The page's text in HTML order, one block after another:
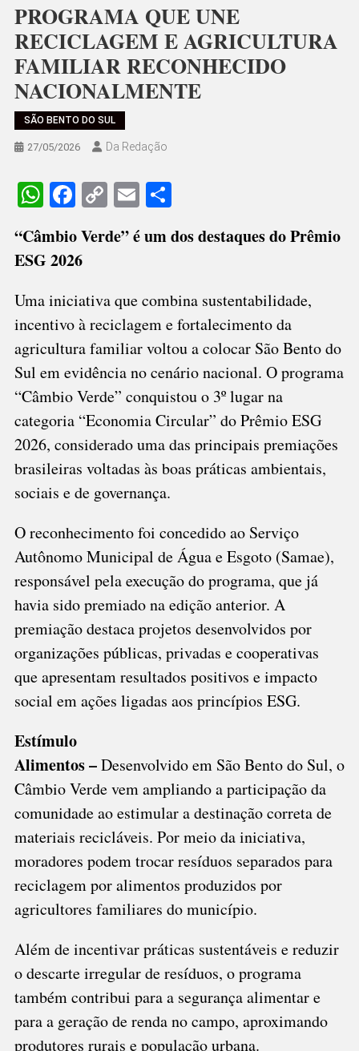
PROGRAMA QUE UNE
RECICLAGEM E AGRICULTURA
FAMILIAR RECONHECIDO
NACIONALMENTE
SÃO BENTO DO SUL
27/05/2026 Da Redação
WhatsApp
Facebook
CopyEmailShare
“Câmbio Verde” é um dos destaques do Prêmio
ESG 2026
Uma iniciativa que combina sustentabilidade,
incentivo à reciclagem e fortalecimento da
agricultura familiar voltou a colocar São Bento do
Sul em evidência no cenário nacional. O programa
“Câmbio Verde” conquistou o 3º lugar na
categoria “Economia Circular” do Prêmio ESG
2026, considerado uma das principais premiações
brasileiras voltadas às boas práticas ambientais,
sociais e de governança.
O reconhecimento foi concedido ao Serviço
Autônomo Municipal de Água e Esgoto (Samae),
responsável pela execução do programa, que já
havia sido premiado na edição anterior. A
premiação destaca projetos desenvolvidos por
organizações públicas, privadas e cooperativas
que apresentam resultados positivos e impacto
social em ações ligadas aos princípios ESG.
Estímulo
Alimentos –Desenvolvido em São Bento do Sul, o
Câmbio Verde vem ampliando a participação da
comunidade ao estimular a destinação correta de
materiais recicláveis. Por meio da iniciativa,
moradores podem trocar resíduos separados para
reciclagem por alimentos produzidos por
agricultores familiares do município.
Além de incentivar práticas sustentáveis e reduzir
o descarte irregular de resíduos, o programa
também contribui para a segurança alimentar e
para a geração de renda no campo, aproximando
produtores rurais e população urbana.